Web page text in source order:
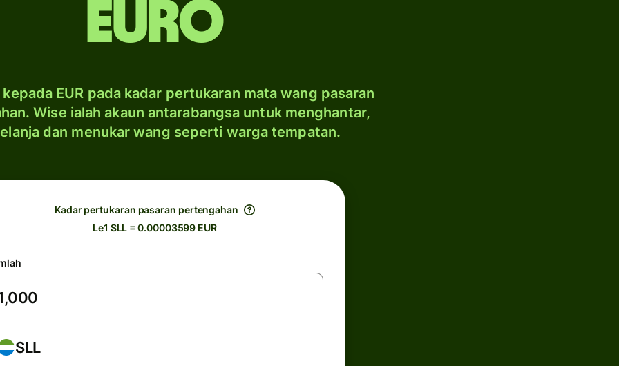
Euro
kepada EUR pada kadar pertukaran mata wang pasaran
Wise ialah akaun antarabangsa untuk menghantar,
dan menukar wang seperti warga tempatan.
Kadar pertukaran pasaran pertengahan
Le1 SLL = 0.00003599 EUR
SLL